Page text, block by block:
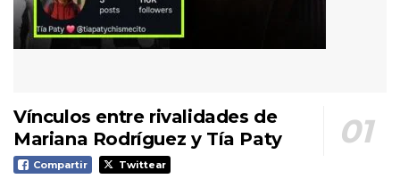
Vínculos entre rivalidades de
Mariana Rodríguez y Tía Paty
Compartir Twittear